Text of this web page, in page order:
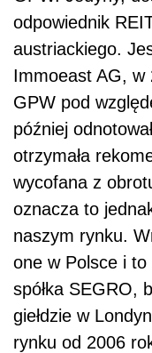
odpowiednik
austriackiego.
Immoeast AG, w
GPW pod
później
otrzymała
wycofana z
oznacza to
naszym rynku.
one w Polsce i to
spółka SEGRO,
giełdzie w
rynku od 2006